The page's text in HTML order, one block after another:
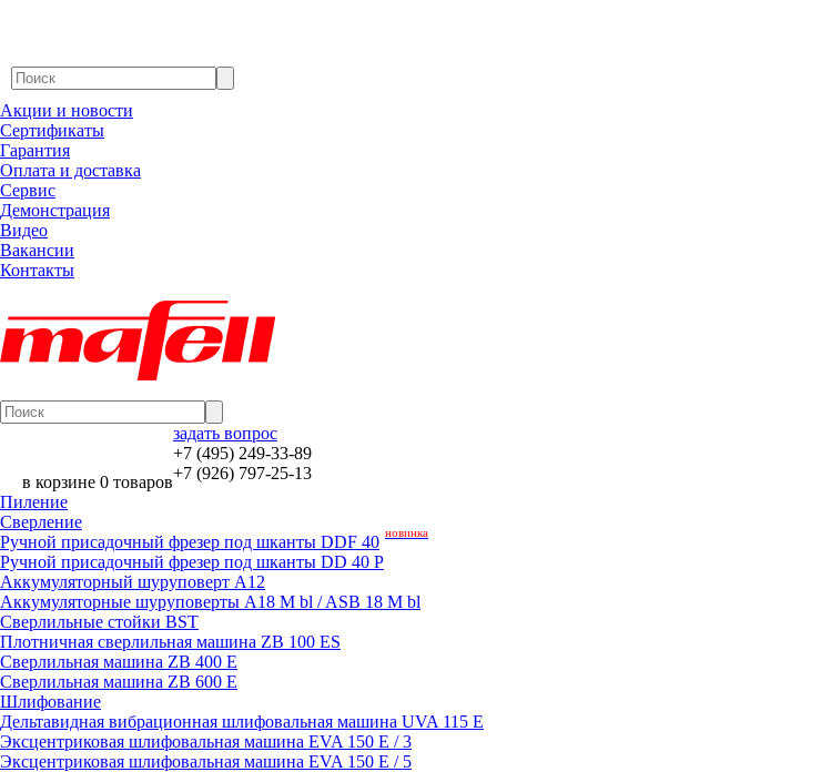
Акции и новости
Сертификаты
Гарантия
Оплата и доставка
Сервис
Демонстрация
Видео
Вакансии
Контакты
в корзине 0 товаров
задать вопрос
+7 (495) 249-33-89
+7 (926) 797-25-13
Пиление
Сверление
Ручной присадочный фрезер под шканты DDF 40 новинка
Ручной присадочный фрезер под шканты DD 40 P
Аккумуляторный шуруповерт A12
Аккумуляторные шуруповерты A18 M bl / ASB 18 M bl
Сверлильные стойки BST
Плотничная сверлильная машина ZB 100 ES
Сверлильная машина ZB 400 E
Сверлильная машина ZB 600 E
Шлифование
Дельтавидная вибрационная шлифовальная машина UVA 115 E
Эксцентриковая шлифовальная машина EVA 150 E / 3
Эксцентриковая шлифовальная машина EVA 150 E / 5